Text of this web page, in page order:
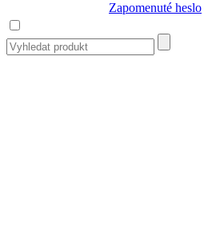
Zapomenuté heslo